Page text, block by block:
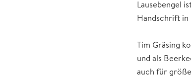
Lausebengel
Handschrift in
Tim Gräsing
und als
auch für